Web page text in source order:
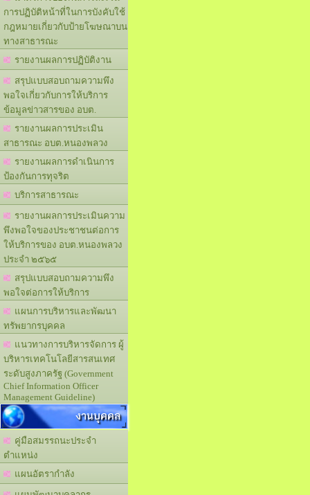
การปฏิบัติหน้าที่ในการบังคับใช้
กฎหมายเกี่ยวกับป้ายโฆษณาบน
ทางสาธารณะ
รายงานผลการปฏิบัติงาน
สรุปแบบสอบถามความพึง
พอใจเกี่ยวกับการให้บริการ
ข้อมูลข่าวสารของ อบต.
รายงานผลการประเมิน
สาธารณะ อบต.หนองพลวง
รายงานผลการดำเนินการ
ป้องกันการทุจริต
บริการสาธารณะ
รายงานผลการประเมินความ
พึงพอใจของประชาชนต่อการ
ให้บริการของ อบต.หนองพลวง
ประจำ ๒๕๖๕
สรุปแบบสอบถามความพึง
พอใจต่อการให้บริการ
แผนการบริหารและพัฒนา
ทรัพยากรบุคคล
แนวทางการบริหารจัดการ ผู้
บริหารเทคโนโลยีสารสนเทศ
ระดับสูงภาครัฐ (Government
Chief Information Officer
Management Guideline)
งานบุคคล
คู่มือสมรรถนะประจำ
ตำแหน่ง
แผนอัตรากำลัง